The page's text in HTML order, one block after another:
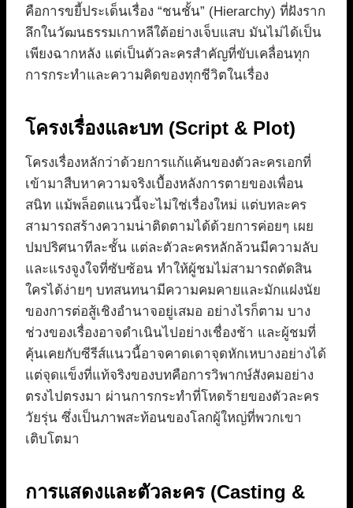
คือการขยี้ประเด็นเรื่อง “ชนชั้น” (Hierarchy) ที่ฝังราก
ลึกในวัฒนธรรมเกาหลีใต้อย่างเจ็บแสบ มันไม่ได้เป็น
เพียงฉากหลัง แต่เป็นตัวละครสำคัญที่ขับเคลื่อนทุก
การกระทำและความคิดของทุกชีวิตในเรื่อง
โครงเรื่องและบท (Script & Plot)
โครงเรื่องหลักว่าด้วยการแก้แค้นของตัวละครเอกที่
เข้ามาสืบหาความจริงเบื้องหลังการตายของเพื่อน
สนิท แม้พล็อตแนวนี้จะไม่ใช่เรื่องใหม่ แต่บทละคร
สามารถสร้างความน่าติดตามได้ด้วยการค่อยๆ เผย
ปมปริศนาทีละชั้น แต่ละตัวละครหลักล้วนมีความลับ
และแรงจูงใจที่ซับซ้อน ทำให้ผู้ชมไม่สามารถตัดสิน
ใครได้ง่ายๆ บทสนทนามีความคมคายและมักแฝงนัย
ของการต่อสู้เชิงอำนาจอยู่เสมอ อย่างไรก็ตาม บาง
ช่วงของเรื่องอาจดำเนินไปอย่างเชื่องช้า และผู้ชมที่
คุ้นเคยกับซีรีส์แนวนี้อาจคาดเดาจุดหักเหบางอย่างได้
แต่จุดแข็งที่แท้จริงของบทคือการวิพากษ์สังคมอย่าง
ตรงไปตรงมา ผ่านการกระทำที่โหดร้ายของตัวละคร
วัยรุ่น ซึ่งเป็นภาพสะท้อนของโลกผู้ใหญ่ที่พวกเขา
เติบโตมา
การแสดงและตัวละคร (Casting &